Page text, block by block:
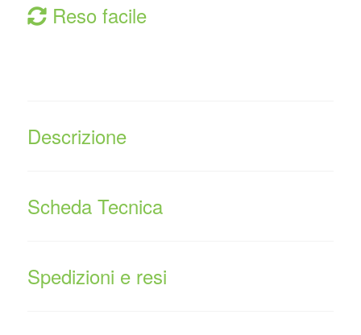
Reso facile
Descrizione
Scheda Tecnica
Spedizioni e resi